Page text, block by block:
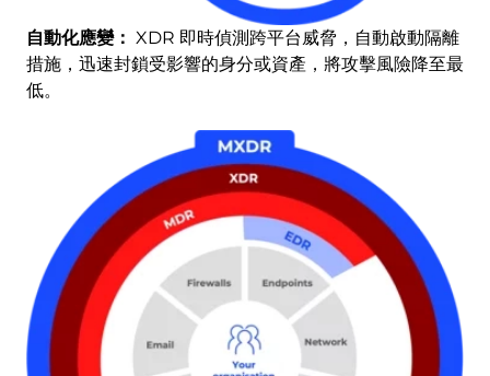
自動化應變： XDR 即時偵測跨平台威脅，自動啟動隔離
措施，迅速封鎖受影響的身分或資產，將攻擊風險降至最
低。